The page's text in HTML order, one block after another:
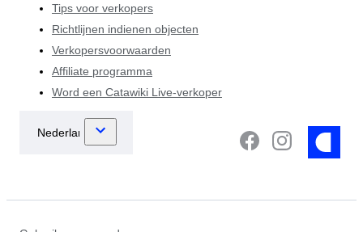
Tips voor verkopers
Richtlijnen indienen objecten
Verkopersvoorwaarden
Affiliate programma
Word een Catawiki Live-verkoper